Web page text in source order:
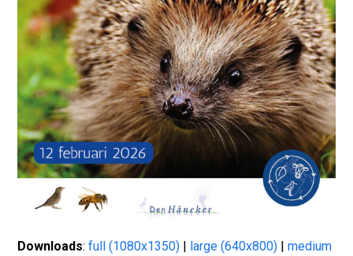
Downloads:full (1080x1350) | large (640x800) |medium